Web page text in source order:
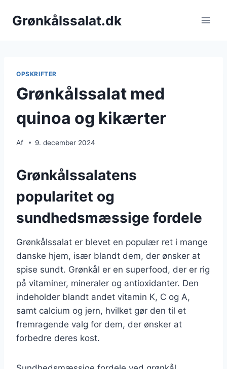
Grønkålssalat.dk
OPSKRIFTER
Grønkålssalat med
quinoa og kikærter
Af 9. december 2024
Grønkålssalatens
popularitet og
sundhedsmæssige fordele
Grønkålssalat er blevet en populær ret i mange
danske hjem, især blandt dem, der ønsker at
spise sundt. Grønkål er en superfood, der er rig
på vitaminer, mineraler og antioxidanter. Den
indeholder blandt andet vitamin K, C og A,
samt calcium og jern, hvilket gør den til et
fremragende valg for dem, der ønsker at
forbedre deres kost.